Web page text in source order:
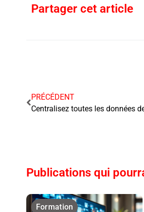
Partager cet article
PRÉCÉDENT
Centralisez toutes les données
Publications qui
Formation